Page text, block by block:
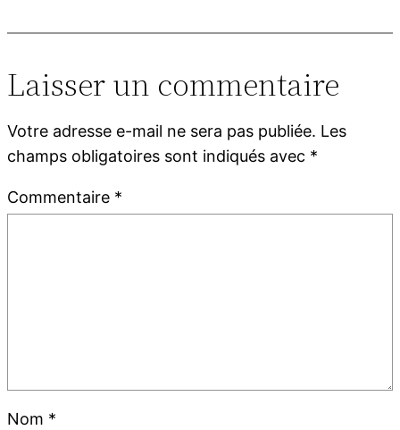
Laisser un commentaire
Votre adresse e-mail ne sera pas publiée. Les
champs obligatoires sont indiqués avec *
Commentaire *
Nom *